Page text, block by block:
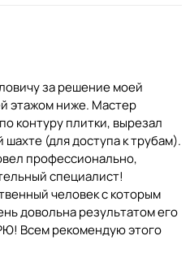
за решение моей
этажом ниже. Мастер
контуру плитки, вырезал
(для доступа к трубам).
профессионально,
специалист!
человек с которым
довольна результатом его
Всем рекомендую этого